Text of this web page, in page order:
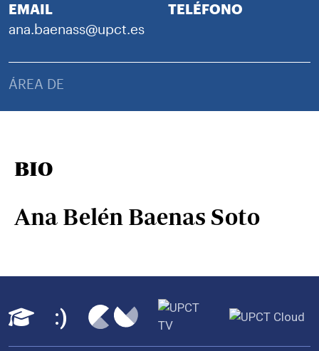
EMAIL
ana.baenass@upct.es
TELÉFONO
ÁREA DE
BIO
Ana Belén Baenas Soto